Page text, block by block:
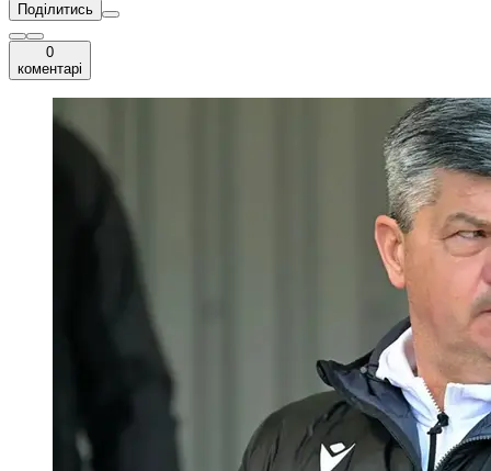
Поділитись
0
коментарі